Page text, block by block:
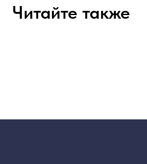
Читайте также